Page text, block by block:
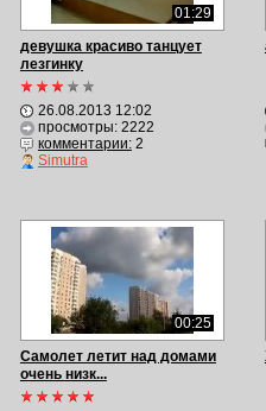
01:29
девушка красиво танцует
лезгинку
26.08.2013 12:02
просмотры: 2222
комментарии:2
Simutra
00:25
Самолет летит над домами
очень низк...